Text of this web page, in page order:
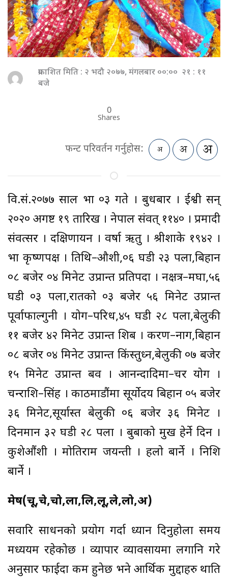
प्रकाशित मिति : २ भदौ २०७७, मंगलबार ००:०० २१ : ११
बजे
0
Shares
फन्ट परिवर्तन गर्नुहोस:
वि.सं.२०७७ साल भाद्र ०३ गते । बुधबार । ईश्वी सन्
२०२० अगष्ट १९ तारिख । नेपाल संवत् ११४० । प्रमादी
संवत्सर । दक्षिणायन । वर्षा ऋतु । श्रीशाके १९४२ ।
भाद्र कृष्णपक्ष । तिथि–औशी,०६ घडी २३ पला,बिहान
०८ बजेर ०४ मिनेट उप्रान्त प्रतिपदा । नक्षत्र–मघा,५६
घडी ०३ पला,रातको ०३ बजेर ५६ मिनेट उप्रान्त
पूर्वाफाल्गुनी । योग–परिध,४५ घडी २८ पला,बेलुकी
११ बजेर ४२ मिनेट उप्रान्त शिब । करण–नाग,बिहान
०८ बजेर ०४ मिनेट उप्रान्त किंस्तुध्न,बेलुकी ०७ बजेर
१५ मिनेट उप्रान्त बव । आनन्दादिमा–चर योग ।
चन्द्रराशि–सिंह । काठमाडौंमा सूर्योदय बिहान ०५ बजेर
३६ मिनेट,सूर्यास्त बेलुकी ०६ बजेर ३६ मिनेट ।
दिनमान ३२ घडी २८ पला । बुबाको मुख हेर्ने दिन ।
कुशेऔंशी । मोतिराम जयन्ती । हलो बार्ने । निशि
बार्ने ।
मेष(चू,चे,चो,ला,लि,लू,ले,लो,अ)
सवारि साधनको प्रयोग गर्दा ध्यान दिनुहोला समय
मध्ययम रहेकोछ । व्यापार व्यावसायमा लगानि गरे
अनुसार फाईदा कम हुनेछ भने आर्थिक मुद्दाहरु थाति